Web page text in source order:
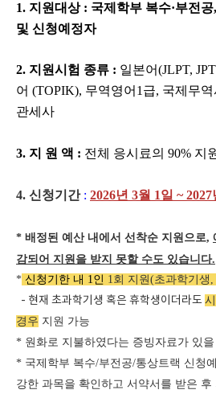
1. 지원대상: 국제학부 복수·부전
및 신청예정자
2. 지원시험 종류 : 일본어(JLPT,
어 (TOPIK), 무역영어1급, 국제무
관세사
3. 지 원 액 : 전체 응시료의 90% 지
4. 신청기간 : 2026년 3월 1일 ~ 2027
* 배정된 예산 내에서 선착순 지원으로,
감되어 지원을 받지 못할 수도 있습니다.
* 신청기한 내 1인 1회 지원(초과학기생
- 현재 초과학기생 혹은 휴학생이더라도
경우 지원 가능
* 원화로 지불하였다는 증빙자료가 있
* 국제학부 복수/부전공/통상트랙 신청
강한 과목을 확인하고 서약서를 받은 후